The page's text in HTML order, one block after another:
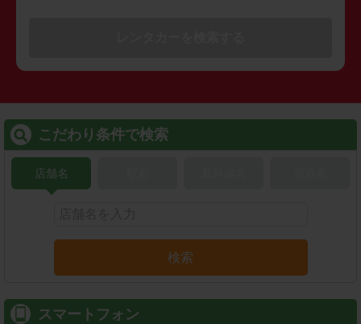
こだわり条件で検索
店舗名
検索
スマートフォン